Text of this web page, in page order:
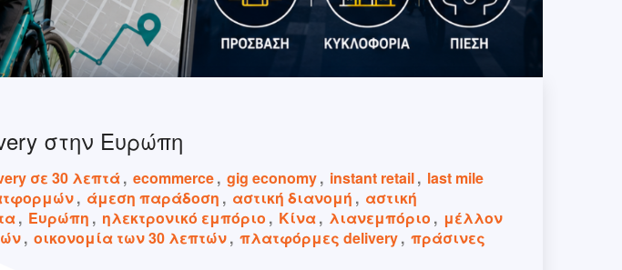
στην Ευρώπη
σε 30 λεπτά, ecommerce, gig economy, instant retail, last mile
, άμεση παράδοση , αστική διανομή , αστική
, Ευρώπη , ηλεκτρονικό εμπόριο , Κίνα, λιανεμπόριο , μέλλον
, οικονομία των 30 λεπτών, πλατφόρμες delivery, πράσινες